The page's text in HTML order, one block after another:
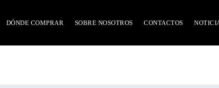
DÓNDE COMPRAR SOBRE NOSOTROS CONTACTOS